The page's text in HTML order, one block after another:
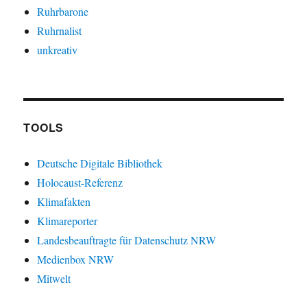
Ruhrbarone
Ruhrnalist
unkreativ
TOOLS
Deutsche Digitale Bibliothek
Holocaust-Referenz
Klimafakten
Klimareporter
Landesbeauftragte für Datenschutz NRW
Medienbox NRW
Mitwelt